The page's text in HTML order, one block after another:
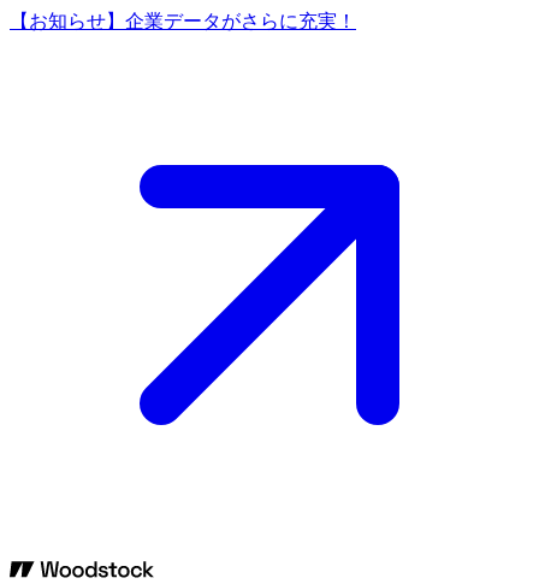
【お知らせ】企業データがさらに充実！